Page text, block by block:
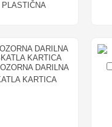
PLASTIČNA
DARILNA
KARTICA